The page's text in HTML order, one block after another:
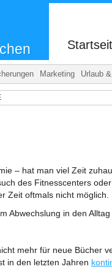
Marketing Urlaub
– hat man viel Zeit
des Fitnesscenters
Zeit oftmals nicht möglich.
Abwechslung in den Alltag
mehr für neue Bücher
in den letzten Jahren